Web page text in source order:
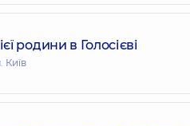
родини в Голосієві
Київ